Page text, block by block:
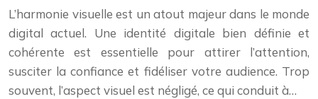
L’harmonie visuelle est un atout majeur dans le monde
digital actuel. Une identité digitale bien définie et
cohérente est essentielle pour attirer l’attention,
susciter la confiance et fidéliser votre audience. Trop
souvent, l’aspect visuel est négligé, ce qui conduit à…